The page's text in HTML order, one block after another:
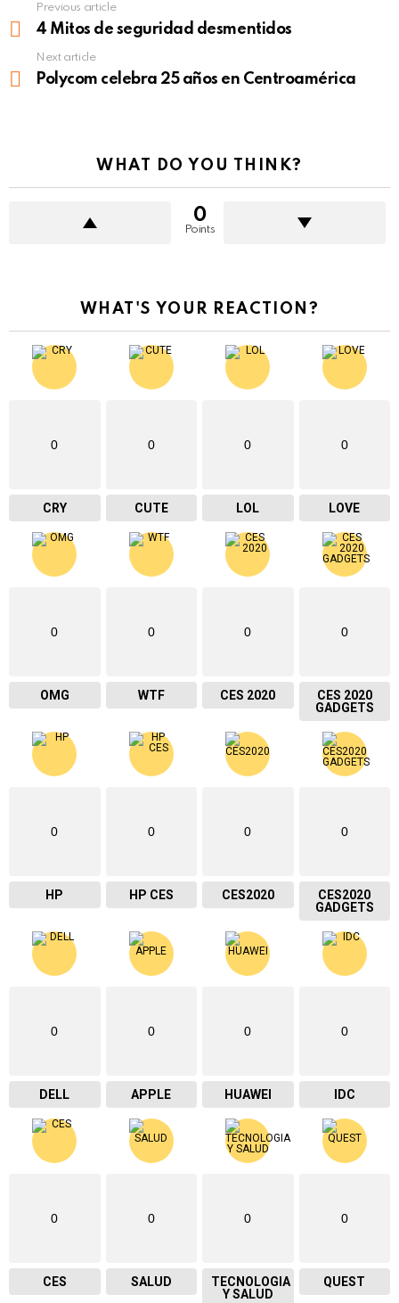
more
Previous article
4 Mitos de seguridad desmentidos
Next article
Polycom celebra 25 años en Centroamérica
WHAT DO YOU THINK?
0
Points
WHAT'S YOUR REACTION?
0
CRY
0
CUTE
0
LOL
0
LOVE
0
OMG
0
WTF
0
CES 2020
0
CES 2020
GADGETS
0
HP
0
HP CES
0
CES2020
0
CES2020
GADGETS
0
DELL
0
APPLE
0
HUAWEI
0
IDC
0
CES
0
SALUD
0
TECNOLOGIA
Y SALUD
0
QUEST